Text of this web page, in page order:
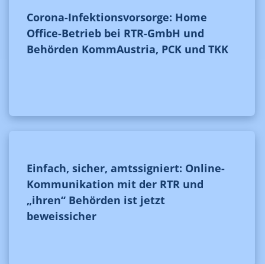
Corona-Infektionsvorsorge: Home
Office-Betrieb bei RTR-GmbH und
Behörden KommAustria, PCK und TKK
Einfach, sicher, amtssigniert: Online-
Kommunikation mit der RTR und
„ihren“ Behörden ist jetzt
beweissicher